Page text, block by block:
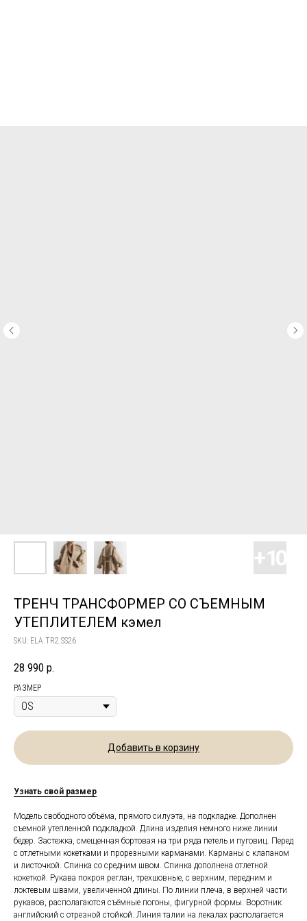
ТРЕНЧ ТРАНСФОРМЕР СО СЪЕМНЫМ
УТЕПЛИТЕЛЕМ кэмел
SKU: ELA.TR2.SS26
28 990 р.
РАЗМЕР
Добавить в корзину
Узнать свой размер
Модель свободного объёма, прямого силуэта, на подкладке. Дополнен
съемной утепленной подкладкой. Длина изделия немного ниже линии
бедер. Застежка, смещенная бортовая на три ряда петель и пуговиц. Перед
с отлетными кокетками и прорезными карманами. Карманы с клапаном
и листочкой. Спинка со средним швом. Спинка дополнена отлетной
кокеткой. Рукава покроя реглан, трехшовные, с верхним, передним и
локтевым швами, увеличенной длины. По линии плеча, в верхней части
рукавов, располагаются съёмные погоны, фигурной формы. Воротник
английский с отрезной стойкой. Линия талии на лекалах располагается